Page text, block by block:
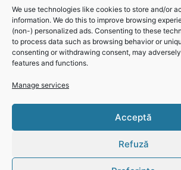
We use technologies like cookies to store and/or
information. We do this to improve browsing
(non-) personalized ads. Consenting to these
to process data such as browsing behavior or
consenting or withdrawing consent, may
features and functions.
Manage services
Acceptă
Refuză
Vineri ,
14
Aprilie
Municipiul Constanta,
cu sediul SC Confort
Urban srl – strada